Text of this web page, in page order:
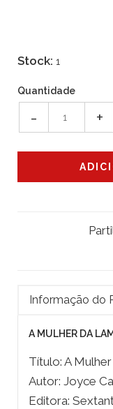
Stock: 1
Quantidade
- +
Informação do
A MULHER DA
Título: A
Autor: Joyce
Editora: